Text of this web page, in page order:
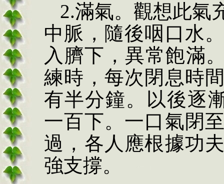
2.滿氣。觀想此氣
中脈，隨後咽口水
入臍下，異常飽滿
練時，每次閉息時
有半分鐘。以後逐
一百下。一口氣閉
過，各人應根據功
強支撐。